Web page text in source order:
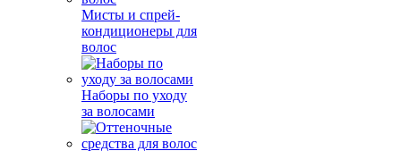
Мисты и спрей-
кондиционеры для
волос
Наборы по уходу
за волосами